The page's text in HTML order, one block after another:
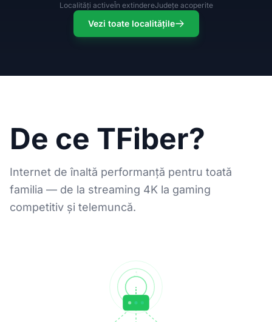
Localități activeÎn extindereJudețe acoperite
Vezi toate localitățile
De ce TFiber?
Internet de înaltă performanță pentru toată
familia — de la streaming 4K la gaming
competitiv și telemuncă.